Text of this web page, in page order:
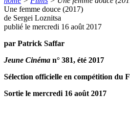
Une femme douce (2017)
de Sergei Loznitsa
publié le mercredi 16 août 2017
par Patrick Saffar
Jeune Cinéma n° 381, été 2017
Sélection officielle en compétition du
Sortie le mercredi 16 août 2017